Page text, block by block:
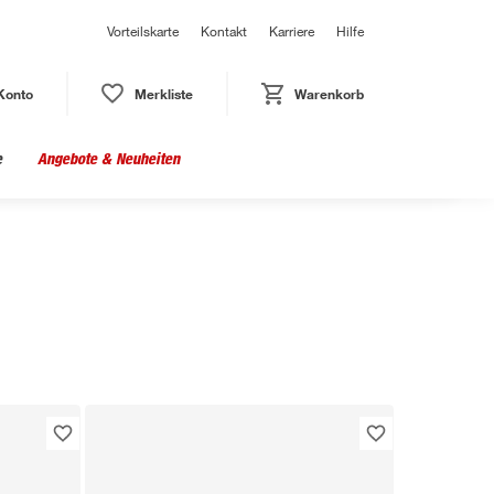
Vorteilskarte Kontakt Karriere Hilfe
Merkliste Warenkorb
Angebote & Neuheiten